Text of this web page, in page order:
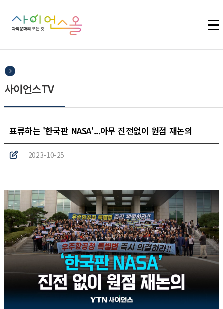
사이언스TV
표류하는 '한국판 NASA'...아무 진전없이 원점 재논의
2023-10-25